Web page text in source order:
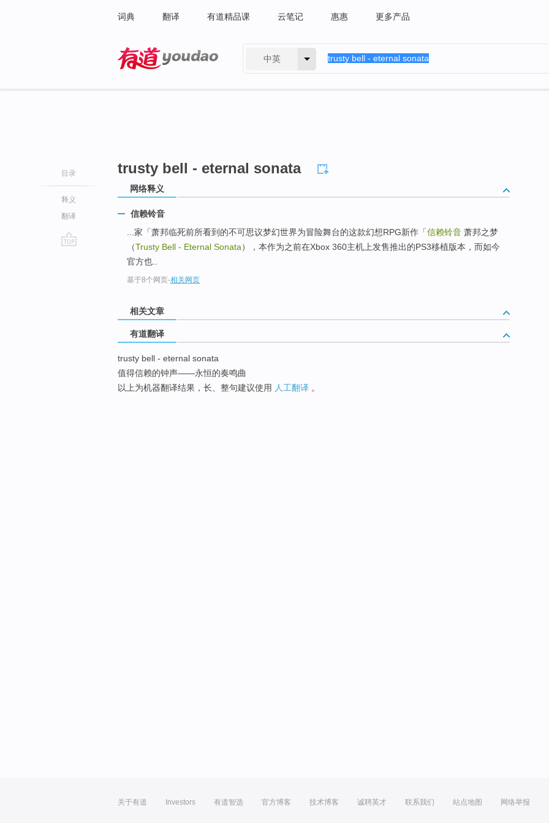
词典 翻译 有道精品课 云笔记 惠惠 更多产品
中英
目录
释义
翻译
trusty bell - eternal sonata
网络释义
信赖铃音
...家「萧邦临死前所看到的不可思议梦幻世界为冒险舞台的这款幻想RPG新作「信赖铃音 萧邦之梦
（Trusty Bell - Eternal Sonata），本作为之前在Xbox 360主机上发售推出的PS3移植版本，而如今
官方也..
基于8个网页-相关网页
相关文章
有道翻译
trusty bell - eternal sonata
值得信赖的钟声——永恒的奏鸣曲
以上为机器翻译结果，长、整句建议使用 人工翻译 。
关于有道 Investors 有道智选 官方博客 技术博客 诚聘英才 联系我们 站点地图 网络举报